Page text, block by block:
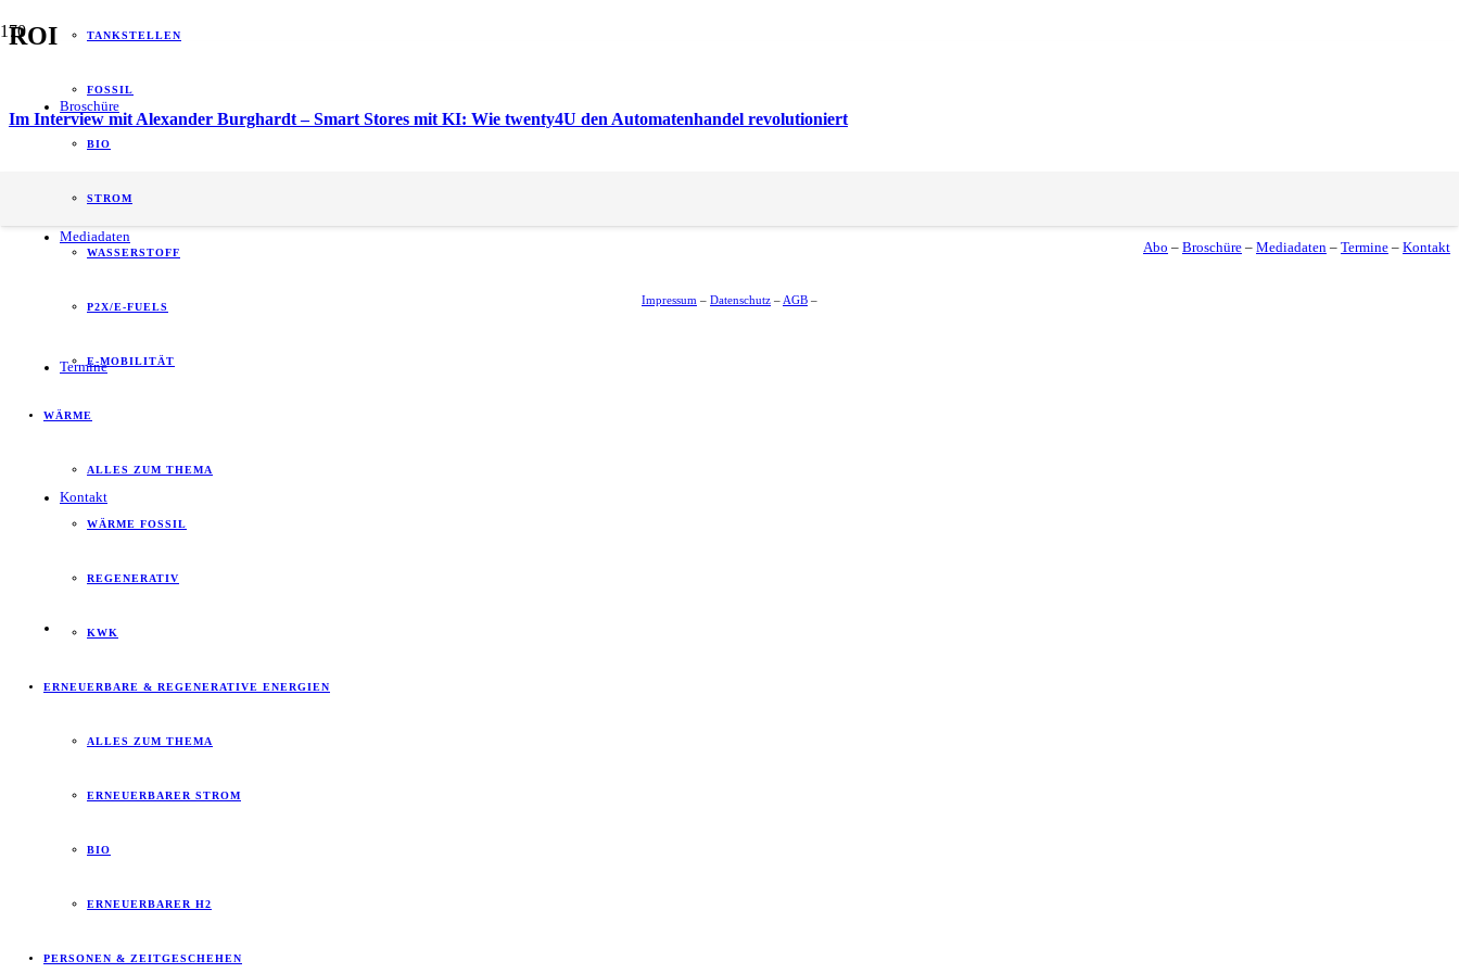
Broschüre
Mediadaten
Termine
Kontakt
TANKSTELLEN
FOSSIL
BIO
STROM
WASSERSTOFF
P2X/E-FUELS
E-MOBILITÄT
WÄRME
ALLES ZUM THEMA
WÄRME FOSSIL
REGENERATIV
KWK
ERNEUERBARE & REGENERATIVE ENERGIEN
ALLES ZUM THEMA
ERNEUERBARER STROM
BIO
ERNEUERBARER H2
PERSONEN & ZEITGESCHEHEN
ROI
Im Interview mit Alexander Burghardt – Smart Stores mit KI: Wie twenty4U den Automatenhandel revolutioniert
Abo – Broschüre – Mediadaten – Termine – Kontakt
Impressum – Datenschutz – AGB –